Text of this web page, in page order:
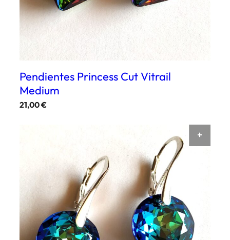
Pendientes Princess Cut Vitrail
Medium
21,00€